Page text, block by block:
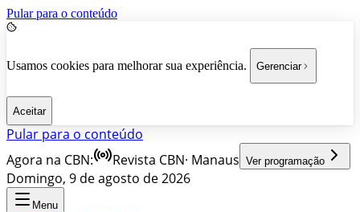
Pular para o conteúdo
Usamos cookies para melhorar sua experiência. Gerenciar
Aceitar
Pular para o conteúdo
Agora na CBN:
Revista CBN· Manaus Ver programação
Domingo, 9 de agosto de 2026
Menu